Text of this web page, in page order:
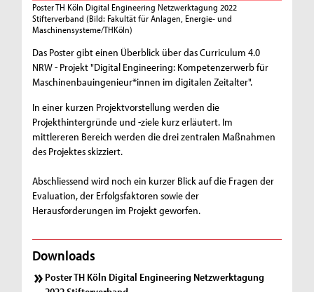
Poster TH Köln Digital Engineering Netzwerktagung 2022
Stifterverband (Bild: Fakultät für Anlagen, Energie- und
Maschinensysteme/THKöln)
Das Poster gibt einen Überblick über das Curriculum 4.0
NRW - Projekt "Digital Engineering: Kompetenzerwerb für
Maschinenbauingenieur*innen im digitalen Zeitalter".
In einer kurzen Projektvorstellung werden die
Projekthintergründe und -ziele kurz erläutert. Im
mittlereren Bereich werden die drei zentralen Maßnahmen
des Projektes skizziert.
Abschliessend wird noch ein kurzer Blick auf die Fragen der
Evaluation, der Erfolgsfaktoren sowie der
Herausforderungen im Projekt geworfen.
Downloads
Poster TH Köln Digital Engineering Netzwerktagung